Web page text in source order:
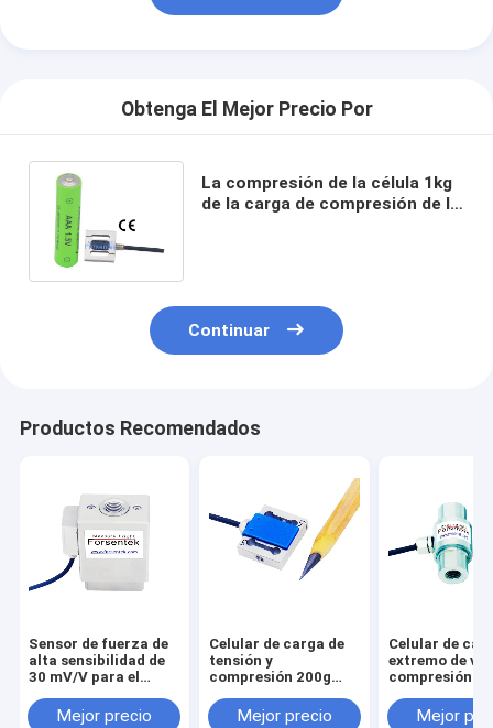
Obtenga El Mejor Precio Por
La compresión de la célula 1kg
de la carga de compresión de la
Continuar
Productos Recomendados
Sensor de fuerza de
alta sensibilidad de
30 mV/V para el
de semiconductores
Mejor precio
Celular de carga de
tensión y
compresión 200g
de fuerza 2N 5N
Mejor precio
Celular de
extremo de
compresión de
femenino
Mejor